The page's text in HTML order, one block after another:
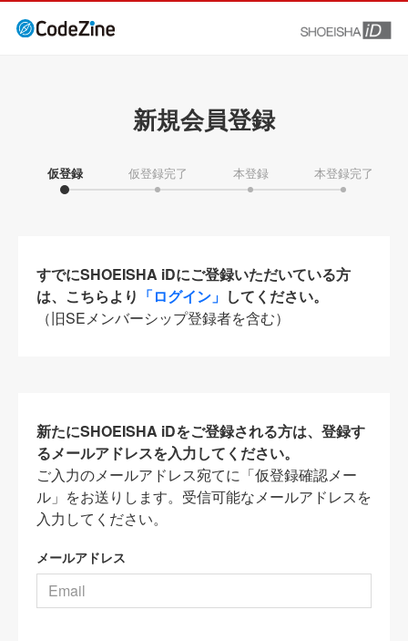
新規会員登録
仮登録 仮登録完了 本登録 本登録完了
すでにSHOEISHA iDにご登録いただいている方
は、こちらより 「ログイン」 してください。
（旧SEメンバーシップ登録者を含む）
新たにSHOEISHA iDをご登録される方は、登録す
るメールアドレスを入力してください。
ご入力のメールアドレス宛てに「仮登録確認メー
ル」をお送りします。受信可能なメールアドレスを
入力してください。
メールアドレス